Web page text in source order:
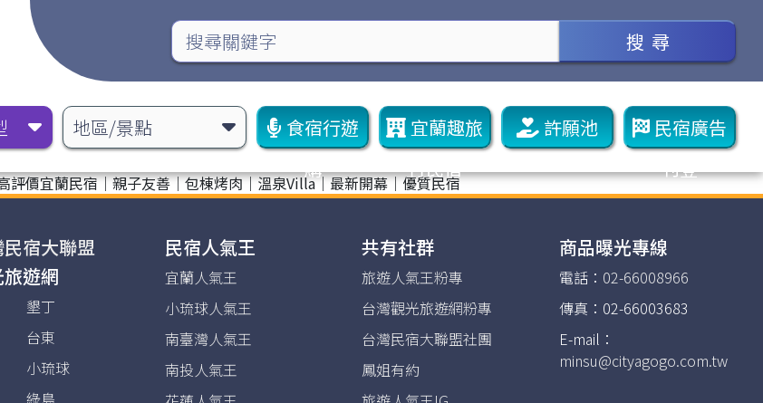
搜 尋
地區/景點
食宿行遊
購
宜蘭趣旅
行民宿
許願池
民宿廣告
刊登
價宜蘭民宿｜親子友善｜包棟烤肉｜溫泉Villa｜最新開幕｜優質民宿
宿大聯盟
遊網
墾丁
台東
小琉球
綠島
民宿人氣王
宜蘭人氣王
小琉球人氣王
南臺灣人氣王
南投人氣王
共有社群
旅遊人氣王粉專
台灣觀光旅遊網粉專
台灣民宿大聯盟社團
鳳姐有約
商品曝光專線
電話： 02-66008966
傳真：02-66003683
E-mail：
minsu@cityagogo.com.tw